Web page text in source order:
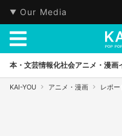
Our Media
本・文芸情報化社会アニメ・漫画
KAI-YOU アニメ・漫画 レポー